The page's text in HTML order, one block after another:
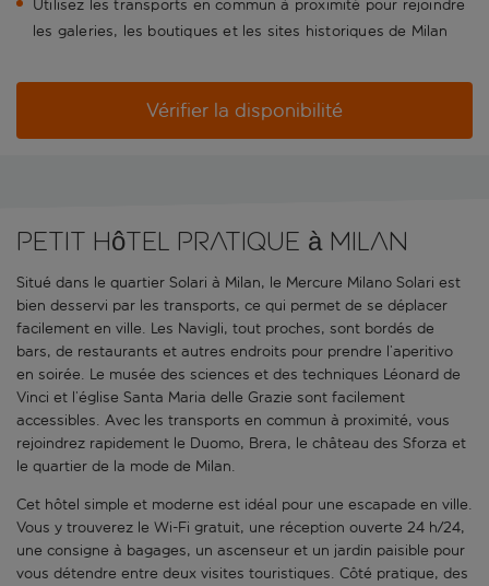
Utilisez les transports en commun à proximité pour rejoindre
les galeries, les boutiques et les sites historiques de Milan
Vérifier la disponibilité
Petit hôtel pratique à Milan
Situé dans le quartier Solari à Milan, le Mercure Milano Solari est
bien desservi par les transports, ce qui permet de se déplacer
facilement en ville. Les Navigli, tout proches, sont bordés de
bars, de restaurants et autres endroits pour prendre l’aperitivo
en soirée. Le musée des sciences et des techniques Léonard de
Vinci et l’église Santa Maria delle Grazie sont facilement
accessibles. Avec les transports en commun à proximité, vous
rejoindrez rapidement le Duomo, Brera, le château des Sforza et
le quartier de la mode de Milan.
Cet hôtel simple et moderne est idéal pour une escapade en ville.
Vous y trouverez le Wi-Fi gratuit, une réception ouverte 24 h/24,
une consigne à bagages, un ascenseur et un jardin paisible pour
vous détendre entre deux visites touristiques. Côté pratique, des